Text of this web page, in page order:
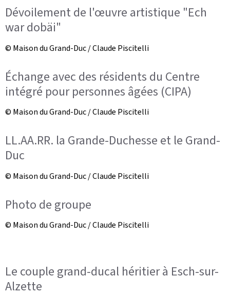
Dévoilement de l'œuvre artistique "Ech
war dobäi"
© Maison du Grand-Duc / Claude Piscitelli
Échange avec des résidents du Centre
intégré pour personnes âgées (CIPA)
© Maison du Grand-Duc / Claude Piscitelli
LL.AA.RR. la Grande-Duchesse et le Grand-
Duc
© Maison du Grand-Duc / Claude Piscitelli
Photo de groupe
© Maison du Grand-Duc / Claude Piscitelli
Le couple grand-ducal héritier à Esch-sur-
Alzette